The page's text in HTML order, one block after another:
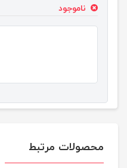
ناموجود
محصولات مرتبط